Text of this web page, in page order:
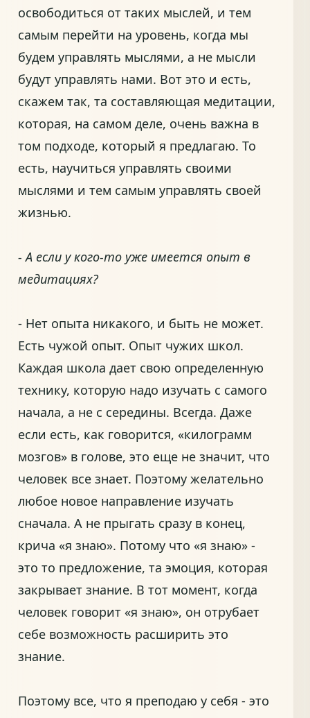
освободиться от таких мыслей, и тем
самым перейти на уровень, когда мы
будем управлять мыслями, а не мысли
будут управлять нами. Вот это и есть,
скажем так, та составляющая медитации,
которая, на самом деле, очень важна в
том подходе, который я предлагаю. То
есть, научиться управлять своими
мыслями и тем самым управлять своей
жизнью.
- А если у кого-то уже имеется опыт в
медитациях?
- Нет опыта никакого, и быть не может.
Есть чужой опыт. Опыт чужих школ.
Каждая школа дает свою определенную
технику, которую надо изучать с самого
начала, а не с середины. Всегда. Даже
если есть, как говорится, «килограмм
мозгов» в голове, это еще не значит, что
человек все знает. Поэтому желательно
любое новое направление изучать
сначала. А не прыгать сразу в конец,
крича «я знаю». Потому что «я знаю» -
это то предложение, та эмоция, которая
закрывает знание. В тот момент, когда
человек говорит «я знаю», он отрубает
себе возможность расширить это
знание.
Поэтому все, что я преподаю у себя - это